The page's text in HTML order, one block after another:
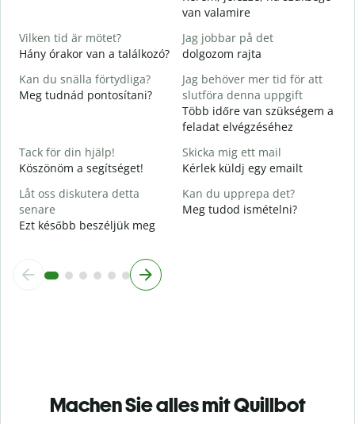
van valamire
Vilken tid är mötet?
Hány órakor van a találkozó?
Jag jobbar på det
dolgozom rajta
Kan du snälla förtydliga?
Meg tudnád pontosítani?
Jag behöver mer tid för att
slutföra denna uppgift
Több időre van szükségem a
feladat elvégzéséhez
Tack för din hjälp!
Köszönöm a segítséget!
Skicka mig ett mail
Kérlek küldj egy emailt
Låt oss diskutera detta
senare
Ezt később beszéljük meg
Kan du upprepa det?
Meg tudod ismételni?
Machen Sie alles mit Quillbot